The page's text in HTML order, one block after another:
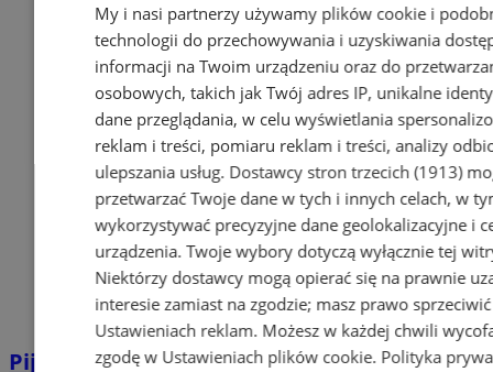
Pijana 32-latka z zakazem prowadzenia
My i nasi partnerzy używamy plików cookie i
technologii do przechowywania i uzyskiwania
informacji na Twoim urządzeniu oraz do
osobowych, takich jak Twój adres IP, unikalne
dane przeglądania, w celu wyświetlania
reklam i treści, pomiaru reklam i treści, analizy
ulepszania usług. Dostawcy stron trzecich (1913)
przetwarzać Twoje dane w tych i innych celach, w
wykorzystywać precyzyjne dane geolokalizacyjne i
urządzenia. Twoje wybory dotyczą wyłącznie tej
Niektórzy dostawcy mogą opierać się na prawnie
interesie zamiast na zgodzie; masz prawo
Ustawieniach reklam. Możesz w każdej chwili
zgodę w Ustawieniach plików cookie. Polityka